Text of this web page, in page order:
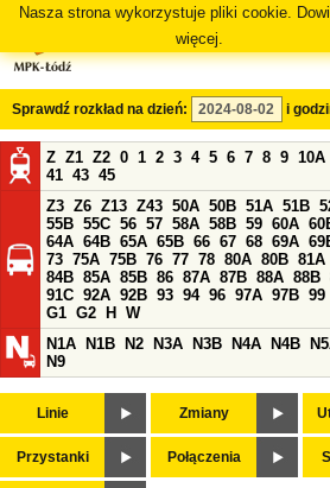
Nasza strona wykorzystuje pliki cookie.
więcej.
Sprawdź rozkład na dzień: i
Z Z1 Z2 0 1 2 3 4 5 6 7 8 9 10A
41 43 45
Z3 Z6 Z13 Z43 50A 50B 51A 51B
55B 55C 56 57 58A 58B 59 60A
64A 64B 65A 65B 66 67 68 69A
73 75A 75B 76 77 78 80A 80B 81A
84B 85A 85B 86 87A 87B 88A 88B
91C 92A 92B 93 94 96 97A 97B 99
G1 G2 H
W
N1A
N1B N2 N3A N3B N4A N4B
N9
Linie Zmiany
Przystanki Połączenia